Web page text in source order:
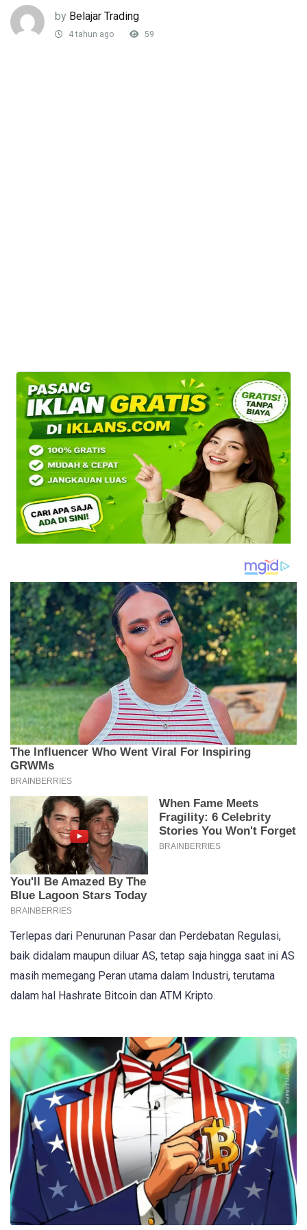
by Belajar Trading
4 tahun ago 59
Terlepas dari Penurunan Pasar dan Perdebatan Regulasi,
baik didalam maupun diluar AS, tetap saja hingga saat ini AS
masih memegang Peran utama dalam Industri, terutama
dalam hal Hashrate Bitcoin dan ATM Kripto.